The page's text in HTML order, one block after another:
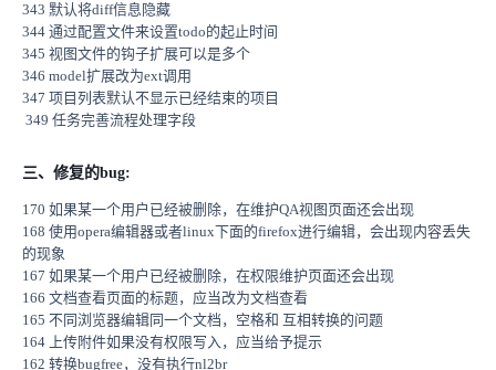
343 默认将diff信息隐藏
344 通过配置文件来设置todo的起止时间
345 视图文件的钩子扩展可以是多个
346 model扩展改为ext调用
347 项目列表默认不显示已经结束的项目
349 任务完善流程处理字段
三、修复的bug:
170 如果某一个用户已经被删除，在维护QA视图页面还会出现
168 使用opera编辑器或者linux下面的firefox进行编辑，会出现内容丢失
的现象
167 如果某一个用户已经被删除，在权限维护页面还会出现
166 文档查看页面的标题，应当改为文档查看
165 不同浏览器编辑同一个文档，空格和 互相转换的问题
164 上传附件如果没有权限写入，应当给予提示
162 转换bugfree，没有执行nl2br